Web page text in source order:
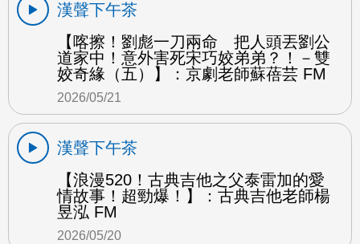
漢聲下午茶
【喀擦！劉彪一刀兩命 把人頭丟劉公
道家中！意外害死宋巧姣弟弟？！－雙
姣奇緣（五）】：京劇老師蘇蓓芸 FM
2026/05/21
漢聲下午茶
【浪漫520！古典吉他之父泰雷加的愛
情故事！超勁爆！】：古典吉他老師楊
昱泓 FM
2026/05/20